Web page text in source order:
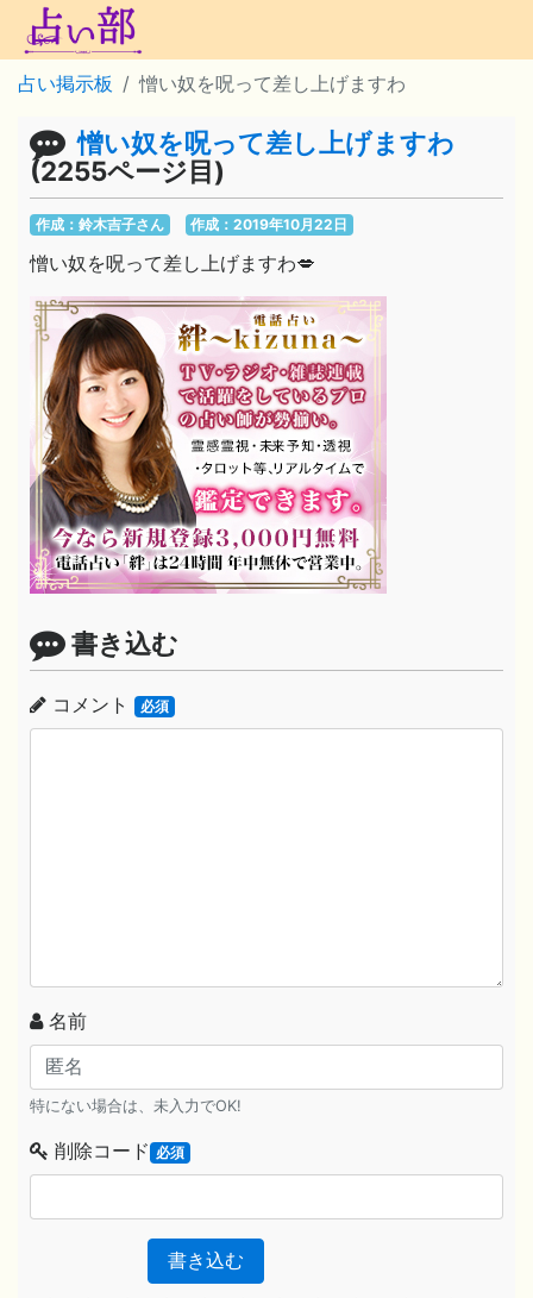
占い掲示板 憎い奴を呪って差し上げますわ
憎い奴を呪って差し上げますわ
(2255ページ目)
作成：鈴木吉子さん 作成：2019年10月22日
憎い奴を呪って差し上げますわ💋
書き込む
コメント 必須
名前
特にない場合は、未入力でOK!
削除コード 必須
書き込む